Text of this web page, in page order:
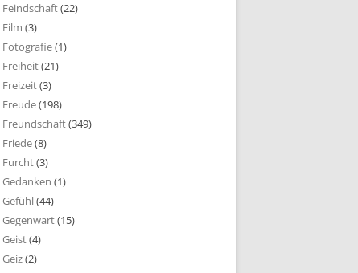
Feindschaft(22)
Film (3)
Fotografie(1)
Freiheit(21)
Freizeit(3)
Freude(198)
Freundschaft(349)
Friede(8)
Furcht(3)
Gedanken (1)
Gefühl(44)
Gegenwart(15)
Geist(4)
Geiz(2)